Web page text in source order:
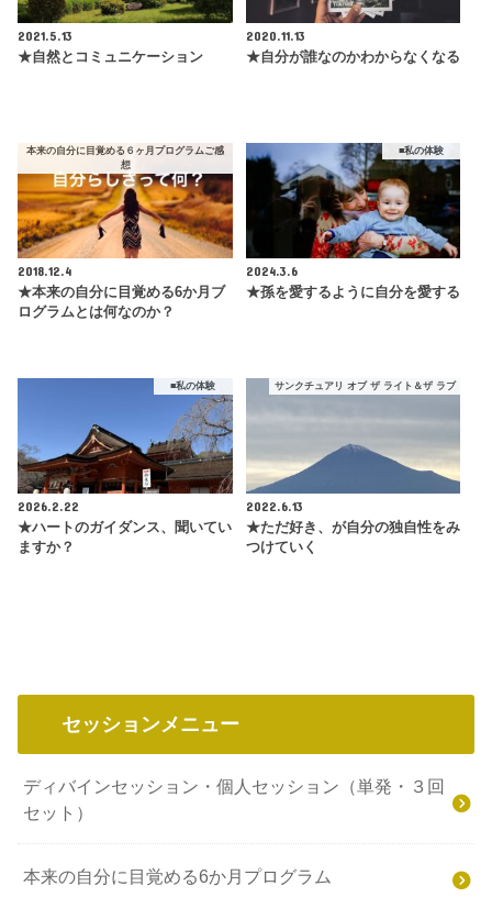
2021.5.13
★自然とコミュニケーション
2020.11.13
★自分が誰なのかわからなくなる
本来の自分に目覚める６ヶ月プログラムご感
想
2018.12.4
★本来の自分に目覚める6か月ブ
ログラムとは何なのか？
■私の体験
2024.3.6
★孫を愛するように自分を愛する
■私の体験
2026.2.22
★ハートのガイダンス、聞いてい
ますか？
サンクチュアリ オブ ザ ライト＆ザ ラブ
2022.6.13
★ただ好き、が自分の独自性をみ
つけていく
セッションメニュー
ディバインセッション・個人セッション（単発・３回
セット）
本来の自分に目覚める6か月プログラム